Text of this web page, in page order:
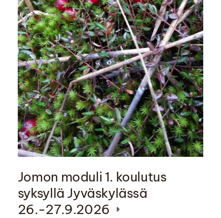
Jomon moduli 1. koulutus
syksyllä Jyväskylässä
26.-27.9.2026